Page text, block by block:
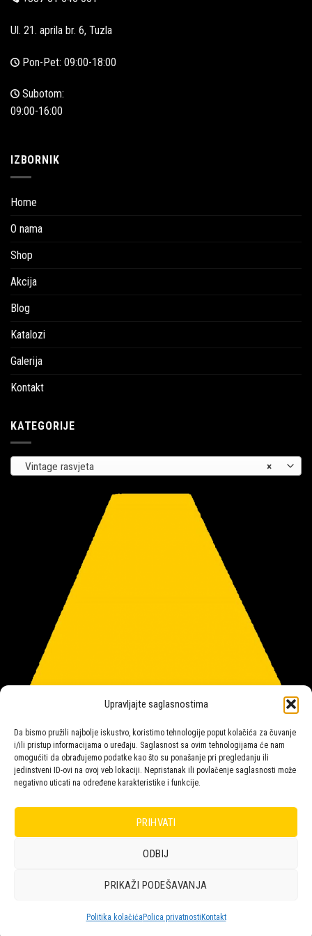
Upravljajte saglasnostima
Da bismo pružili najbolje iskustvo, koristimo tehnologije poput kolačića za čuvanje
i/ili pristup informacijama o uređaju. Saglasnost sa ovim tehnologijama će nam
omogućiti da obrađujemo podatke kao što su ponašanje pri pregledanju ili
jedinstveni ID-ovi na ovoj veb lokaciji. Nepristanak ili povlačenje saglasnosti može
negativno uticati na određene karakteristike i funkcije.
PRIHVATI
ODBIJ
PRIKAŽI PODEŠAVANJA
Politika kolačića Polica privatnosti Kontakt
Ul. 21. aprila br. 6, Tuzla
Pon-Pet: 09:00-18:00
Subotom:
09:00-16:00
IZBORNIK
Home
O nama
Shop
Akcija
Blog
Katalozi
Galerija
Kontakt
KATEGORIJE
×
Vintage rasvjeta
Copyright 2026 © Malpeza d.o.o.